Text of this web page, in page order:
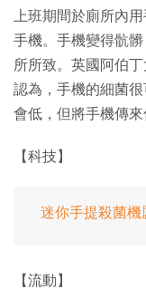
上班期間於廁所內
手機。手機變得骯
所所致。英國阿伯
認為，手機的細菌
會低，但將手機傳來
【科技】
迷你手提殺菌機
【流動】